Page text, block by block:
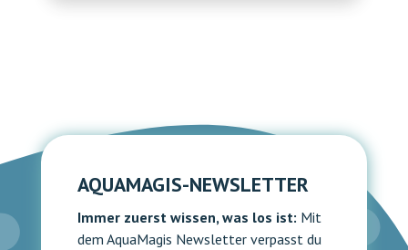
AQUAMAGIS-NEWSLETTER
Immer zuerst wissen, was los ist: Mit
dem AquaMagis Newsletter verpasst du